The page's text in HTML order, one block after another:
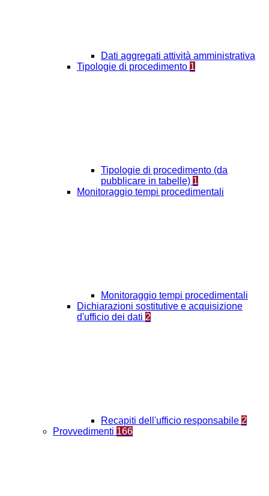
Dati aggregati attività amministrativa
Tipologie di procedimento 1
Tipologie di procedimento (da
pubblicare in tabelle) 1
Monitoraggio tempi procedimentali
Monitoraggio tempi procedimentali
Dichiarazioni sostitutive e acquisizione
d'ufficio dei dati 2
Recapiti dell'ufficio responsabile 2
Provvedimenti 166